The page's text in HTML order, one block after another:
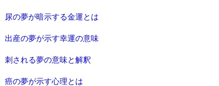
尿の夢が暗示する金運とは
出産の夢が示す幸運の意味
刺される夢の意味と解釈
癌の夢が示す心理とは